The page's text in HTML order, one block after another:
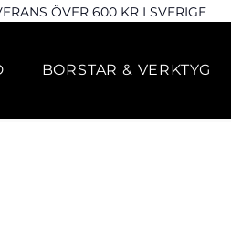
ÖVER 600 KR I SVERIGE
BORSTAR & VERKTYG